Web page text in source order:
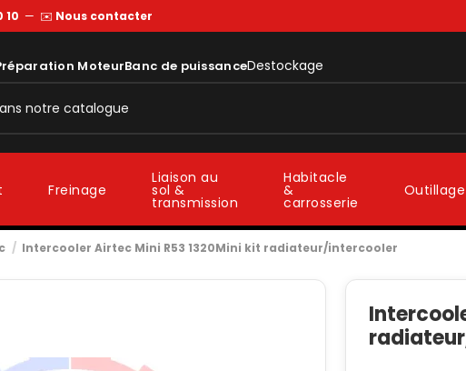
10 — ✉️ Nous contacter
MoteurBanc de puissanceDestockage
Freinage
Liaison au
sol &
transmission
Habitacle
&
carrosserie
Outillage
Intercooler Airtec Mini R53 1320Mini kit radiateur/intercooler